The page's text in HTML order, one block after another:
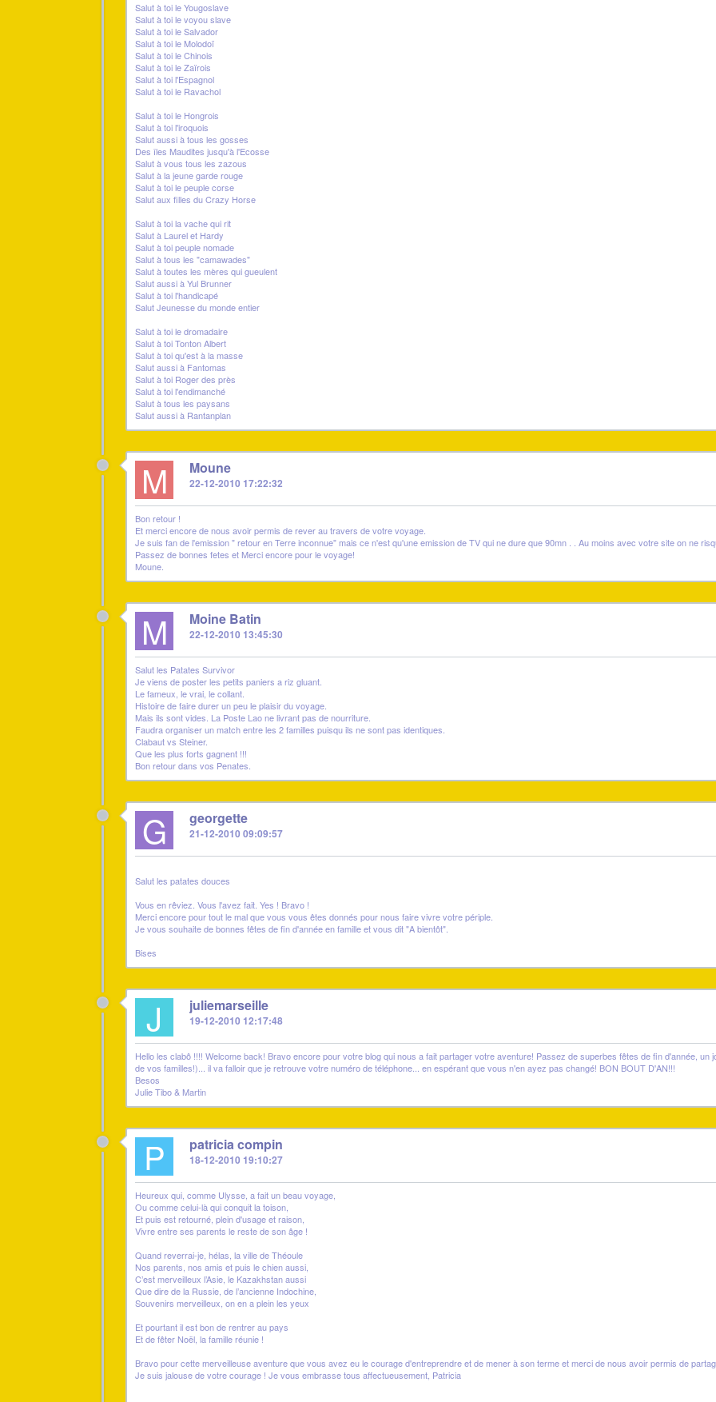
Salut à toi le Yougoslave
Salut à toi le voyou slave
Salut à toi le Salvador
Salut à toi le Molodoï
Salut à toi le Chinois
Salut à toi le Zaïrois
Salut à toi l'Espagnol
Salut à toi le Ravachol
Salut à toi le Hongrois
Salut à toi l'iroquois
Salut aussi à tous les gosses
Des îles Maudites jusqu'à l'Ecosse
Salut à vous tous les zazous
Salut à la jeune garde rouge
Salut à toi le peuple corse
Salut aux filles du Crazy Horse
Salut à toi la vache qui rit
Salut à Laurel et Hardy
Salut à toi peuple nomade
Salut à tous les "camawades"
Salut à toutes les mères qui gueulent
Salut aussi à Yul Brunner
Salut à toi l'handicapé
Salut Jeunesse du monde entier
Salut à toi le dromadaire
Salut à toi Tonton Albert
Salut à toi qu'est à la masse
Salut aussi à Fantomas
Salut à toi Roger des près
Salut à toi l'endimanché
Salut à tous les paysans
Salut aussi à Rantanplan
M Moune
22-12-2010 17:22:32
Bon retour !
Et merci encore de nous avoir permis de rever au travers de votre voyage.
Je suis fan de l'emission " retour en Terre inconnue" mais ce n'est qu'une emission de TV qui ne dure que 90mn . . Au moins avec votre site on ne
Passez de bonnes fetes et Merci encore pour le voyage!
Moune.
M Moine Batin
22-12-2010 13:45:30
Salut les Patates Survivor
Je viens de poster les petits paniers a riz gluant.
Le fameux, le vrai, le collant.
Histoire de faire durer un peu le plaisir du voyage.
Mais ils sont vides. La Poste Lao ne livrant pas de nourriture.
Faudra organiser un match entre les 2 familles puisqu ils ne sont pas identiques.
Clabaut vs Steiner.
Que les plus forts gagnent !!!
Bon retour dans vos Penates.
G georgette
21-12-2010 09:09:57
Salut les patates douces
Vous en rêviez. Vous l'avez fait. Yes ! Bravo !
Merci encore pour tout le mal que vous vous êtes donnés pour nous faire vivre votre périple.
Je vous souhaite de bonnes fêtes de fin d'année en famille et vous dit "A bientôt".
Bises
J juliemarseille
19-12-2010 12:17:48
Hello les clabô !!!! Welcome back! Bravo encore pour votre blog qui nous a fait partager votre aventure! Passez de superbes fêtes de fin d'année,
de vos familles!)... il va falloir que je retrouve votre numéro de téléphone... en espérant que vous n'en ayez pas changé! BON BOUT D'AN!!!
Besos
Julie Tibo & Martin
P patricia compin
18-12-2010 19:10:27
Heureux qui, comme Ulysse, a fait un beau voyage,
Ou comme celui-là qui conquit la toison,
Et puis est retourné, plein d'usage et raison,
Vivre entre ses parents le reste de son âge !
Quand reverrai-je, hélas, la ville de Théoule
Nos parents, nos amis et puis le chien aussi,
C’est merveilleux l’Asie, le Kazakhstan aussi
Que dire de la Russie, de l’ancienne Indochine,
Souvenirs merveilleux, on en a plein les yeux
Et pourtant il est bon de rentrer au pays
Et de fêter Noël, la famille réunie !
Bravo pour cette merveilleuse aventure que vous avez eu le courage d'entreprendre et de mener à son terme et merci de nous avoir permis de
Je suis jalouse de votre courage ! Je vous embrasse tous affectueusement, Patricia